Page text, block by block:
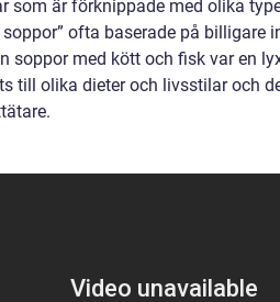
som är förknippade med olika
ofta baserade på
soppor med kött och fisk var en
till olika dieter och livsstilar och